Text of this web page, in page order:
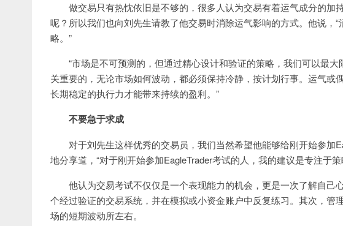
做交易只有热忱依旧是不够的，很多人认为交易有着运气成分的加
呢？所以我们也向刘先生请教了他交易时消除运气影响的方式。他说，
略。”
“市场是不可预测的，但通过精心设计和验证的策略，我们可以最
关重要的，无论市场如何波动，都必须保持冷静，按计划行事。运气或
长期稳定的执行力才能带来持续的盈利。”
不要急于求成
对于刘先生这样优秀的交易员，我们当然希望他能够给刚开始参加
地分享道，“对于刚开始参加EagleTrader考试的人，我的建议是专注于
他认为交易考试不仅仅是一个表现能力的机会，更是一次了解自己
个经过验证的交易系统，并在模拟或小资金账户中反复练习。其次，管
场的短期波动所左右。